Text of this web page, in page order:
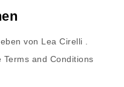
von Lea Cirelli .
and Conditions